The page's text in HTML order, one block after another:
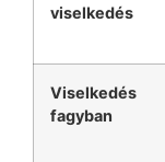
viselkedés
Viselkedés
fagyban